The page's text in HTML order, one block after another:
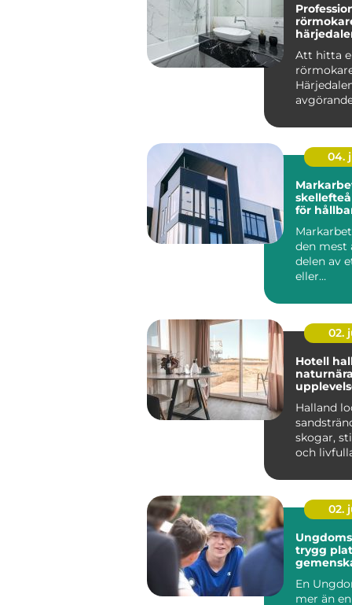
Att hitta
04.
skellefteå grunden
för
den mest
delen av
eller
men
02.
Hotell
naturnära
Halland
skogar,
och
många
02.
trygg
En
mer än